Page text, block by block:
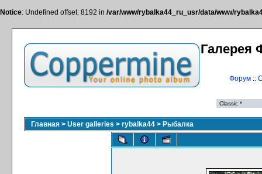
Notice: Undefined offset: 8192 in /var/www/rybalka44_ru_usr/data/www/
Галерея
Форум::
Главная > User galleries > rybalka44 > Рыбалка